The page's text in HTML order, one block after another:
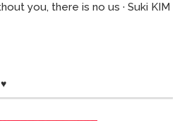
you, there is no us · Suki KIM